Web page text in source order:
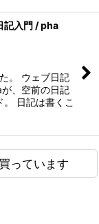
記入門 / pha
。 ウェブ日記
、空前の日記
日記は書くこ
っています